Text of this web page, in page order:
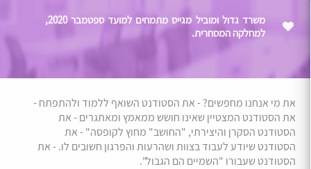
משרד גדול ומוביל מגייס מתמחים למועד ספטמבר 2020,
למחלקה המסחרית.
את מי אנחנו מחפשים? - את הסטודנט השואף ללמוד ולהתפתח -
את הסטודנט המצטיין שאינו חושש ממאמץ ומאתגרים - את
הסטודנט הסקרן והיצירתי, "החושב" מחוץ לקופסה" - את
הסטודנט שיודע לעבוד בצוות ושהרעות והפרגון חשובים לו. - את
הסטודנט שעבורו "השמיים הם הגבול".